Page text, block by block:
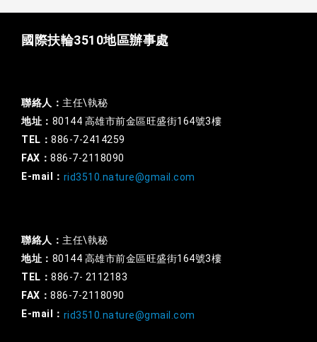
國際扶輪3510地區辦事處
聯絡人： 主任\執秘
地址： 80144 高雄市前金區旺盛街164號3樓
TEL： 886-7-2414259
FAX： 886-7-2118090
E-mail： rid3510.nature@gmail.com
聯絡人： 主任\執秘
地址： 80144 高雄市前金區旺盛街164號3樓
TEL： 886-7- 2112183
FAX： 886-7-2118090
E-mail： rid3510.nature@gmail.com